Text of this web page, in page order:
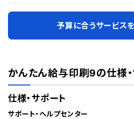
予算に合うサービス
かんたん給与印刷9の仕様
仕様・サポート
サポート・ヘルプセンター